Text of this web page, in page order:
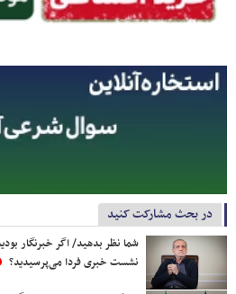
در بحث مشارکت کنید
شما نظر بدهید/ اگر خبرنگار
نشست خبری فردا می‌پرسیدید؟